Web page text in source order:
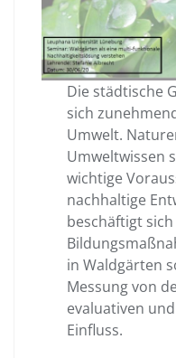
Die städtische
sich
Umwelt.
Umweltwissen
wichtige
nachhaltige
beschäftigt
in Waldgärten
Messung von
evaluativen
Einfluss.